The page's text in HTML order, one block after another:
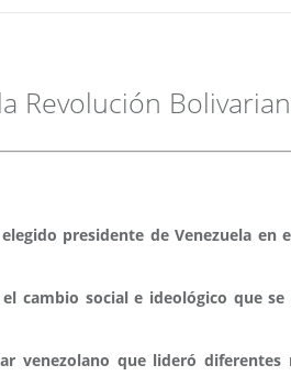
Revolución
presidente de Venezuela en
cambio social e ideológico que
venezolano que lideró